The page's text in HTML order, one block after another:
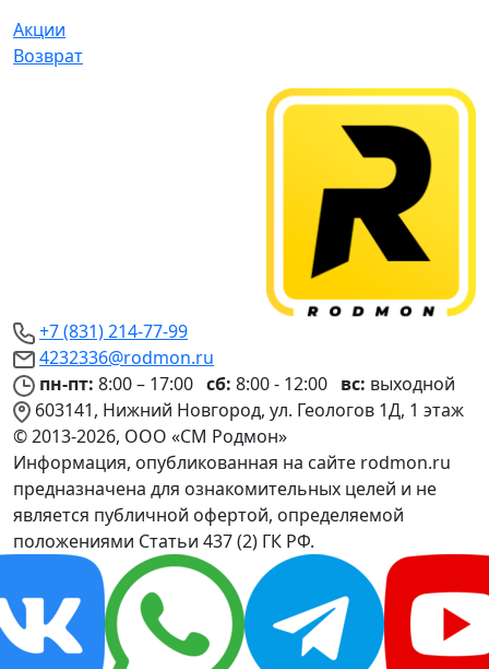
Акции
Возврат
+7 (831) 214-77-99
4232336@rodmon.ru
пн-пт: 8:00 – 17:00 сб: 8:00 - 12:00 вс: выходной
603141, Нижний Новгород, ул. Геологов 1Д, 1 этаж
© 2013-2026, ООО «СМ Родмон»
Информация, опубликованная на сайте rodmon.ru
предназначена для ознакомительных целей и не
является публичной офертой, определяемой
положениями Статьи 437 (2) ГК РФ.